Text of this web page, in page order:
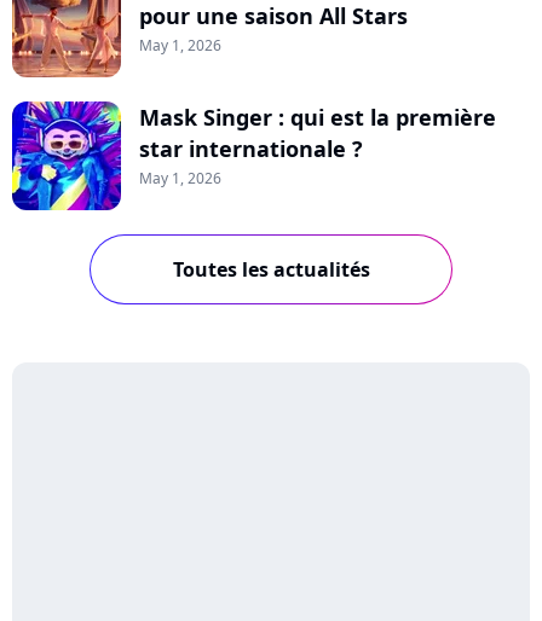
pour une saison All Stars
May 1, 2026
Mask Singer : qui est la première
star internationale ?
May 1, 2026
Toutes les actualités